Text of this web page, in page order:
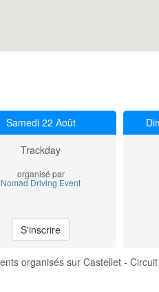
Samedi 22 Août
Trackday
organisé par
Nomad Driving Event
S'inscrire
organisés sur Castellet -